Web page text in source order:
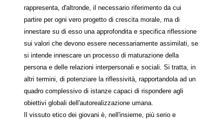
rappresenta, d'altronde, il necessario riferimento da cui
partire per ogni vero progetto di crescita morale, ma di
innestare su di esso una approfondita e specifica riflessione
sui valori che devono essere necessariamente assimilati, se
si intende innescare un processo di maturazione della
persona e delle relazioni interpersonali e sociali. Si tratta, in
altri termini, di potenziare la riflessività, rapportandola ad un
quadro complessivo di istanze capaci di rispondere agli
obiettivi globali dell'autorealizzazione umana.
Il vissuto etico dei giovani è, nell'insieme, più serio e